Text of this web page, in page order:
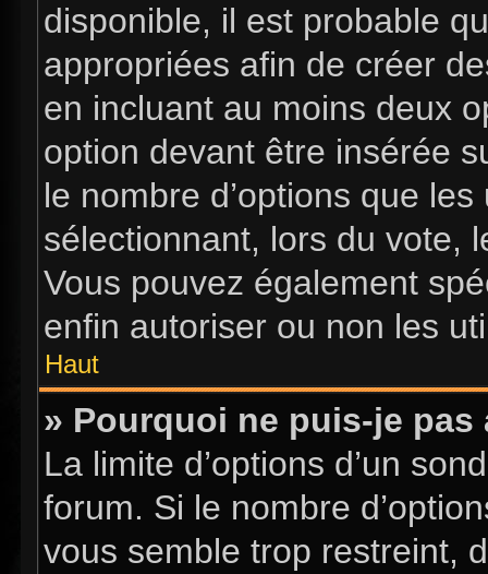
disponible, il est probable
appropriées afin de créer
en incluant au moins deux
option devant être insérée
le nombre d’options que
sélectionnant, lors du vote,
Vous pouvez également
enfin autoriser ou non les
Haut
» Pourquoi ne puis-je
La limite d’options d’un
forum. Si le nombre
vous semble trop restreint,